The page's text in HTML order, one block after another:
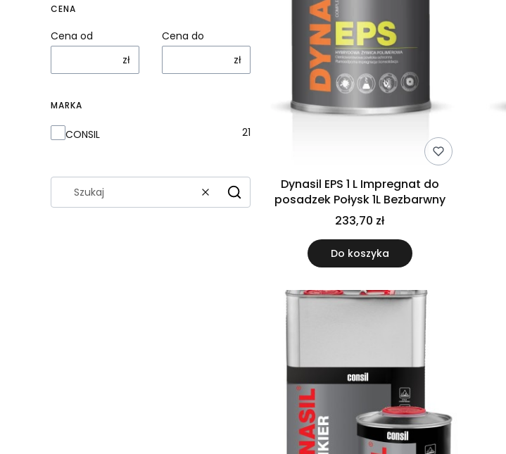
CENA
Cena od
zł
Cena do
zł
MARKA
Marka
CONSIL 21
WyczyśćSzukaj
Dynasil EPS 1 L Impregnat do
posadzek Połysk 1L Bezbarwny
233,70 zł
Do koszyka